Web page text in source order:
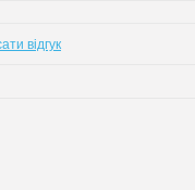
відгук